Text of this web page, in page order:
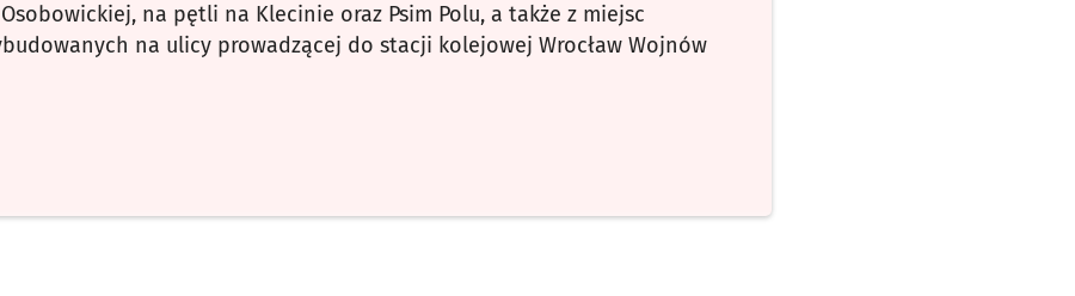
Osobowickiej, na pętli na Klecinie oraz Psim Polu, a także z miejsc
na ulicy prowadzącej do stacji kolejowej Wrocław Wojnów